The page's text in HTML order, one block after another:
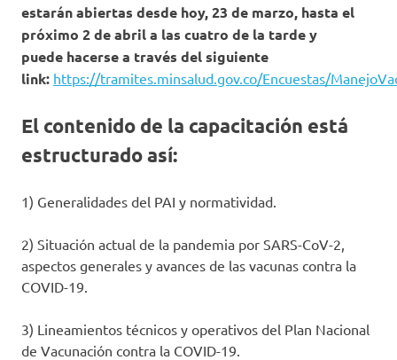
estarán abiertas desde hoy, 23 de marzo, hasta el
próximo 2 de abril a las cuatro de la tarde y
puede hacerse a través del siguiente
link: https://tramites.minsalud.gov.co/Encuestas/
El contenido de la capacitación está
estructurado así:
1) Generalidades del PAI y normatividad.
2) Situación actual de la pandemia por SARS-CoV-2,
aspectos generales y avances de las vacunas contra la
COVID-19.
3) Lineamientos técnicos y operativos del Plan Nacional
de Vacunación contra la COVID-19.